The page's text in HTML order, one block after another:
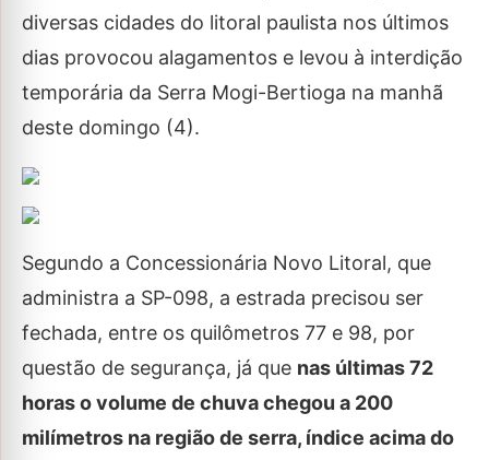
diversas cidades do litoral paulista nos últimos
dias provocou alagamentos e levou à interdição
temporária da Serra Mogi-Bertioga na manhã
deste domingo (4).
Segundo a Concessionária Novo Litoral, que
administra a SP-098, a estrada precisou ser
fechada, entre os quilômetros 77 e 98, por
questão de segurança, já que nas últimas 72
horas o volume de chuva chegou a 200
milímetros na região de serra, índice acima do